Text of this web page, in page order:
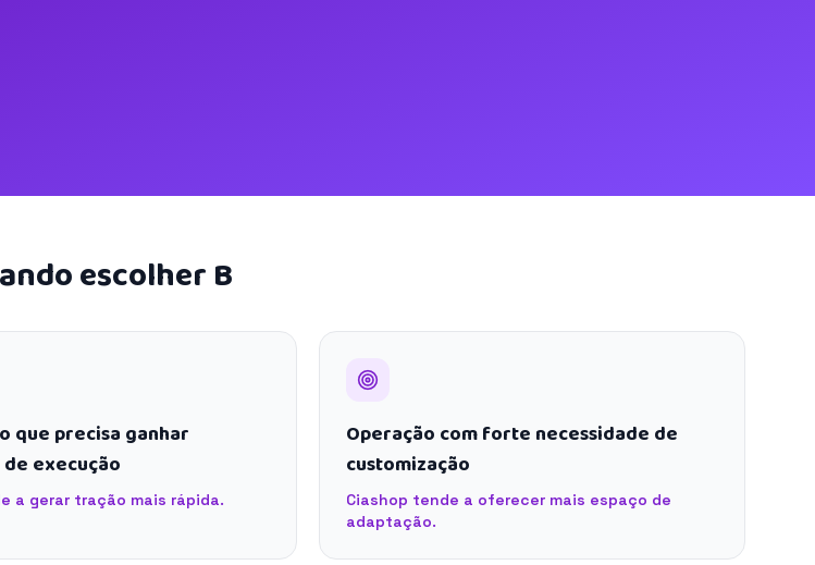
escolher B
que precisa ganhar
execução
a gerar tração mais rápida.
Operação com forte necessidade de
customização
Ciashop tende a oferecer mais espaço de
adaptação.